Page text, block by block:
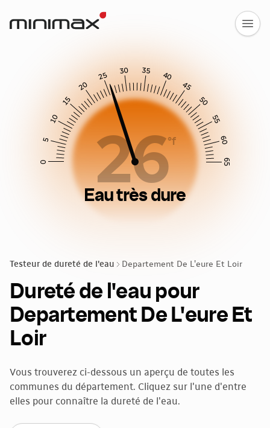
Testeur de dureté de l'eau Departement De L'eure Et Loir
Dureté de l'eau pour
Departement De L'eure Et
Loir
Vous trouverez ci-dessous un aperçu de toutes les
communes du département. Cliquez sur l'une d'entre
elles pour connaître la dureté de l'eau.
0
5
10
15
20
25
30 35
40
45
50
55
60
65
26°f
Eau très dure